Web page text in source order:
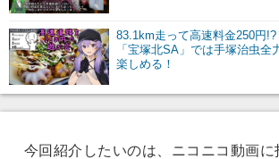
83.1km走って高速料金250円
「宝塚北SA」では手塚治虫全
楽しめる！
今回紹介したいのは、ニコニコ動画に